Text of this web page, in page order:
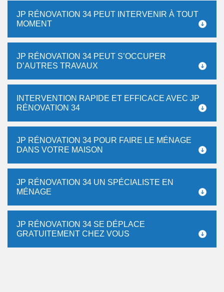
JP RÉNOVATION 34 PEUT INTERVENIR À TOUT
MOMENT
JP RÉNOVATION 34 PEUT S’OCCUPER
D’AUTRES TRAVAUX
INTERVENTION RAPIDE ET EFFICACE AVEC JP
RÉNOVATION 34
JP RÉNOVATION 34 POUR FAIRE LE MÉNAGE
DANS VOTRE MAISON
JP RÉNOVATION 34 UN SPÉCIALISTE EN
MÉNAGE
JP RÉNOVATION 34 SE DÉPLACE
GRATUITEMENT CHEZ VOUS